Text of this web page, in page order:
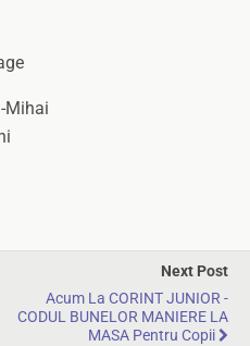
Mihai
Next Post
Acum La CORINT JUNIOR -
CODUL BUNELOR MANIERE LA
MASA Pentru Copii